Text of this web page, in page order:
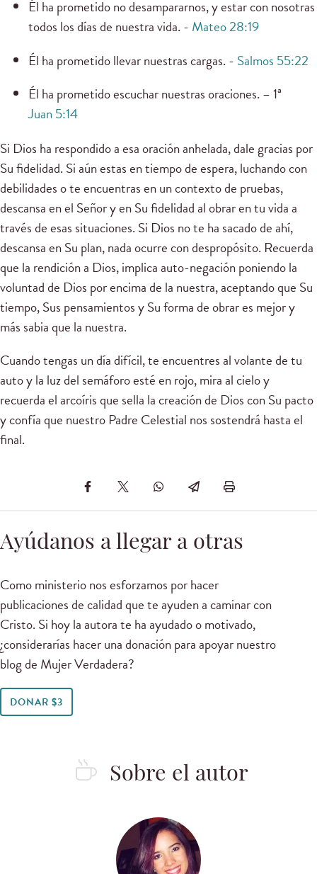
Él ha prometido no desampararnos, y estar con nosotras
todos los días de nuestra vida. - Mateo 28:19
Él ha prometido llevar nuestras cargas. - Salmos 55:22
Él ha prometido escuchar nuestras oraciones. – 1ª
Juan 5:14
Si Dios ha respondido a esa oración anhelada, dale gracias por
Su fidelidad. Si aún estas en tiempo de espera, luchando con
debilidades o te encuentras en un contexto de pruebas,
descansa en el Señor y en Su fidelidad al obrar en tu vida a
través de esas situaciones. Si Dios no te ha sacado de ahí,
descansa en Su plan, nada ocurre con despropósito. Recuerda
que la rendición a Dios, implica auto-negación poniendo la
voluntad de Dios por encima de la nuestra, aceptando que Su
tiempo, Sus pensamientos y Su forma de obrar es mejor y
más sabia que la nuestra.
Cuando tengas un día difícil, te encuentres al volante de tu
auto y la luz del semáforo esté en rojo, mira al cielo y
recuerda el arcoíris que sella la creación de Dios con Su pacto
y confía que nuestro Padre Celestial nos sostendrá hasta el
final.
Ayúdanos a llegar a otras
Como ministerio nos esforzamos por hacer
publicaciones de calidad que te ayuden a caminar con
Cristo. Si hoy la autora te ha ayudado o motivado,
¿considerarías hacer una donación para apoyar nuestro
blog de Mujer Verdadera?
DONAR $3
Sobre el autor